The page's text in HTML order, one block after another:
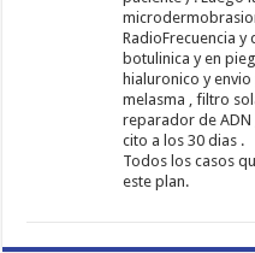
RadioFrecuencia
botulinica y en
hialuronico y
melasma , filtro
reparador de ADN
cito a los 30 dias .
Todos los casos
este plan.